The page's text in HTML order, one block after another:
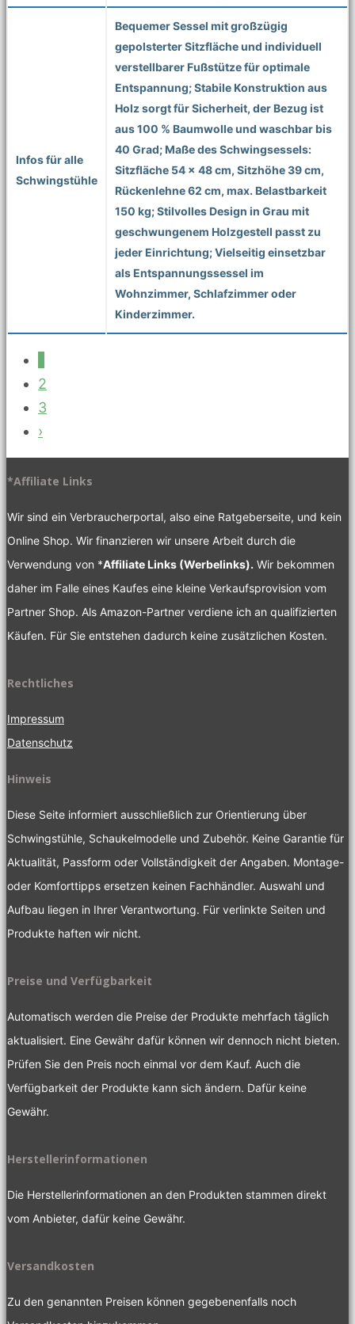
Infos für alle
Schwingstühle
Bequemer Sessel mit großzügig
gepolsterter Sitzfläche und individuell
verstellbarer Fußstütze für optimale
Entspannung; Stabile Konstruktion aus
Holz sorgt für Sicherheit, der Bezug ist
aus 100 % Baumwolle und waschbar bis
40 Grad; Maße des Schwingsessels:
Sitzfläche 54 x 48 cm, Sitzhöhe 39 cm,
Rückenlehne 62 cm, max. Belastbarkeit
150 kg; Stilvolles Design in Grau mit
geschwungenem Holzgestell passt zu
jeder Einrichtung; Vielseitig einsetzbar
als Entspannungssessel im
Wohnzimmer, Schlafzimmer oder
Kinderzimmer.
2
3
›
*Affiliate Links
Wir sind ein Verbraucherportal, also eine Ratgeberseite, und kein
Online Shop. Wir finanzieren wir unsere Arbeit durch die
Verwendung von *Affiliate Links (Werbelinks). Wir bekommen
daher im Falle eines Kaufes eine kleine Verkaufsprovision vom
Partner Shop. Als Amazon-Partner verdiene ich an qualifizierten
Käufen. Für Sie entstehen dadurch keine zusätzlichen Kosten.
Rechtliches
Impressum
Datenschutz
Hinweis
Diese Seite informiert ausschließlich zur Orientierung über
Schwingstühle, Schaukelmodelle und Zubehör. Keine Garantie für
Aktualität, Passform oder Vollständigkeit der Angaben. Montage-
oder Komforttipps ersetzen keinen Fachhändler. Auswahl und
Aufbau liegen in Ihrer Verantwortung. Für verlinkte Seiten und
Produkte haften wir nicht.
Preise und Verfügbarkeit
Automatisch werden die Preise der Produkte mehrfach täglich
aktualisiert. Eine Gewähr dafür können wir dennoch nicht bieten.
Prüfen Sie den Preis noch einmal vor dem Kauf. Auch die
Verfügbarkeit der Produkte kann sich ändern. Dafür keine
Gewähr.
Herstellerinformationen
Die Herstellerinformationen an den Produkten stammen direkt
vom Anbieter, dafür keine Gewähr.
Versandkosten
Zu den genannten Preisen können gegebenenfalls noch